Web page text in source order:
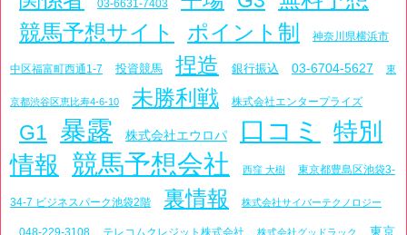
03-6631-7403
競馬予想サイト
ポイント制 神奈川県横浜市
中区福富町西通1-7 投資競馬 捏造 銀行振込 03-6704-5627 東
京都渋谷区恵比寿4-6-10 未勝利戦 株式会社エンタープライズ
G1 暴露 株式会社エウロパ 口コミ
特別
情報 競馬予想会社 西窪 大樹 東京都豊島区池袋3-
34-7 ビジネスパーク池袋2階 裏情報 株式会社サイバーテクノロジー
048-229-3108 テレコムクレジット株式会社 株式会社グッドラック 東京